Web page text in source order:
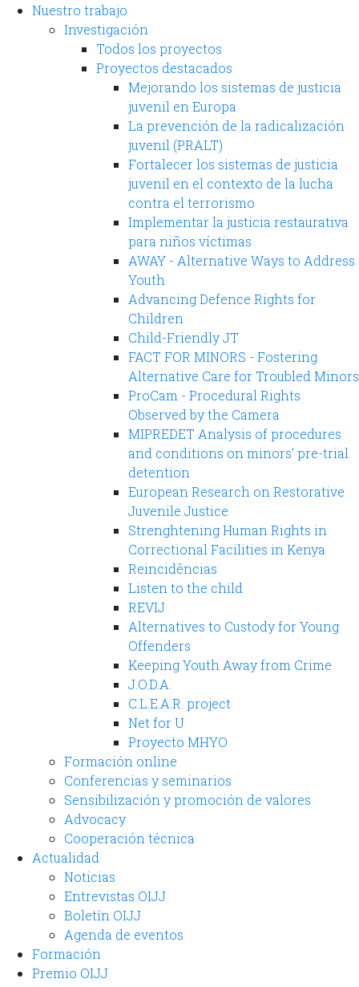
Nuestro trabajo
Investigación
Todos los proyectos
Proyectos destacados
Mejorando los sistemas de justicia
juvenil en Europa
La prevención de la radicalización
juvenil (PRALT)
Fortalecer los sistemas de justicia
juvenil en el contexto de la lucha
contra el terrorismo
Implementar la justicia restaurativa
para niños víctimas
AWAY - Alternative Ways to Address
Youth
Advancing Defence Rights for
Children
Child-Friendly JT
FACT FOR MINORS - Fostering
Alternative Care for Troubled Minors
ProCam - Procedural Rights
Observed by the Camera
MIPREDET Analysis of procedures
and conditions on minors' pre-trial
detention
European Research on Restorative
Juvenile Justice
Strenghtening Human Rights in
Correctional Facilities in Kenya
Reincidências
Listen to the child
REVIJ
Alternatives to Custody for Young
Offenders
Keeping Youth Away from Crime
J.O.D.A.
C.L.E.A.R. project
Net for U
Proyecto MHYO
Formación online
Conferencias y seminarios
Sensibilización y promoción de valores
Advocacy
Cooperación técnica
Actualidad
Noticias
Entrevistas OIJJ
Boletín OIJJ
Agenda de eventos
Formación
Premio OIJJ